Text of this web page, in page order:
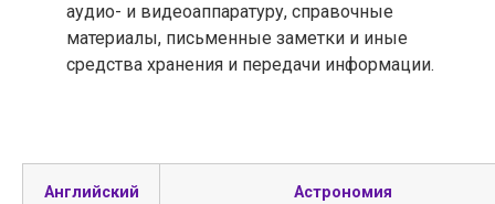
аудио- и видеоаппаратуру, справочные
материалы, письменные заметки и иные
средства хранения и передачи информации.
Английский
Астрономия